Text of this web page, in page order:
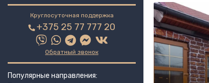
Круглосуточная поддержка
+375 25 77 777 20
Обратный звонок
Популярные направления: